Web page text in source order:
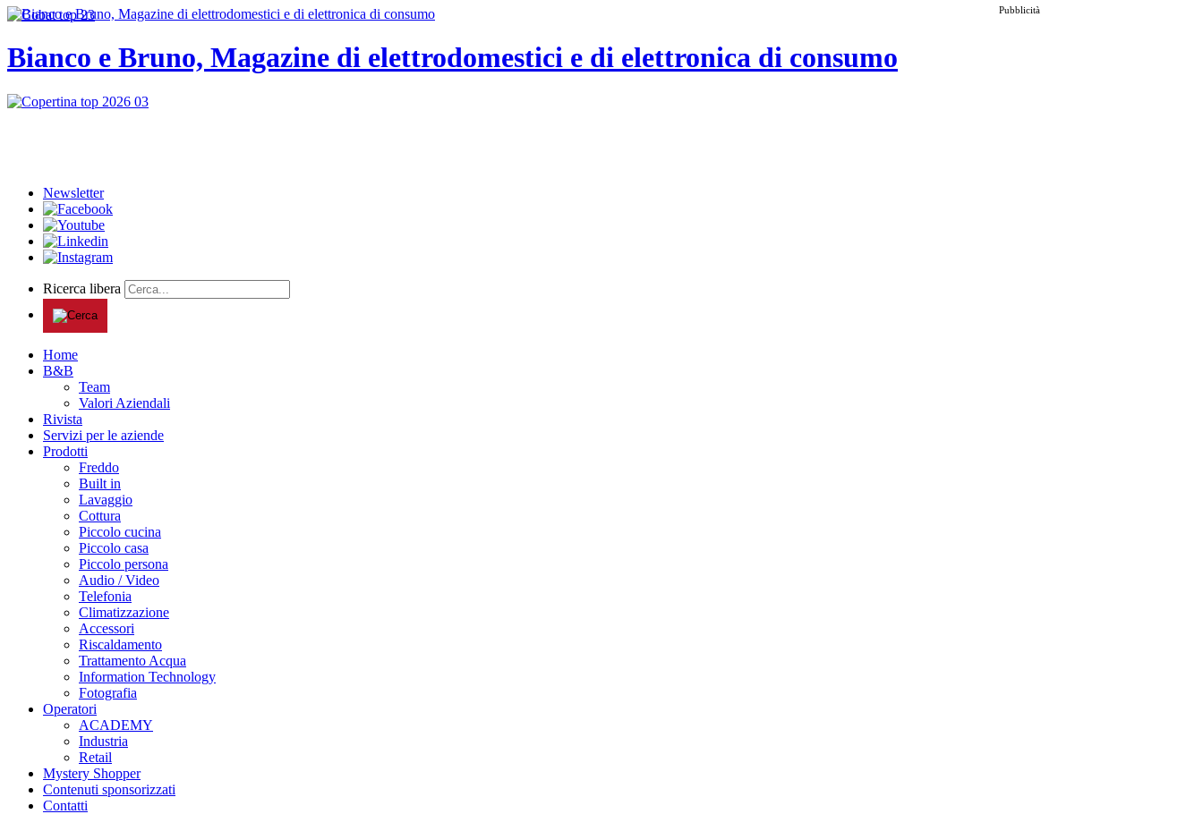
Pubblicità
Bianco e Bruno, Magazine di elettrodomestici e di elettronica di consumo
Newsletter
Ricerca libera
Home
B&B
Team
Valori Aziendali
Rivista
Servizi per le aziende
Prodotti
Freddo
Built in
Lavaggio
Cottura
Piccolo cucina
Piccolo casa
Piccolo persona
Audio / Video
Telefonia
Climatizzazione
Accessori
Riscaldamento
Trattamento Acqua
Information Technology
Fotografia
Operatori
ACADEMY
Industria
Retail
Mystery Shopper
Contenuti sponsorizzati
Contatti